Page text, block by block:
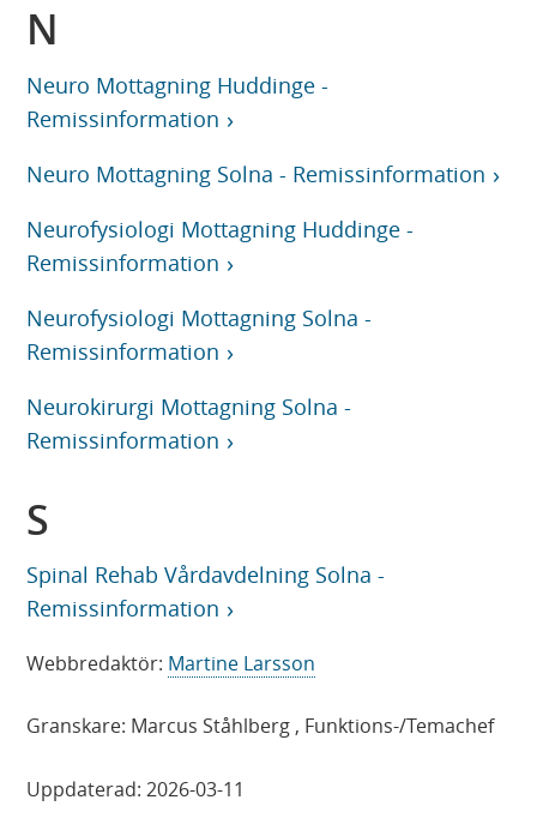
N
Neuro Mottagning Huddinge -
Remissinformation
Neuro Mottagning Solna - Remissinformation
Neurofysiologi Mottagning Huddinge -
Remissinformation
Neurofysiologi Mottagning Solna -
Remissinformation
Neurokirurgi Mottagning Solna -
Remissinformation
S
Spinal Rehab Vårdavdelning Solna -
Remissinformation
Webbredaktör: Martine Larsson
Granskare: Marcus Ståhlberg , Funktions-/Temachef
Uppdaterad:2026-03-11